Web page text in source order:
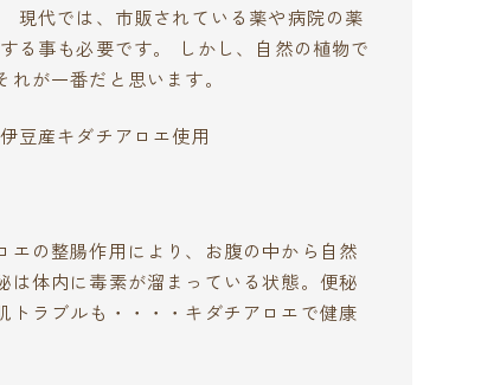
現代では、市販されている薬や病院の薬
る事も必要です。 しかし、自然の植物で
が一番だと思います。
豆産キダチアロエ使用
の整腸作用により、お腹の中から自然
は体内に毒素が溜まっている状態。便秘
トラブルも・・・・キダチアロエで健康